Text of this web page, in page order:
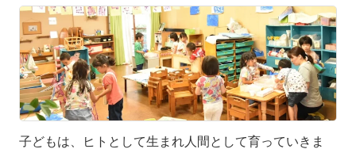
子どもは、ヒトとして生まれ人間として育っていきま